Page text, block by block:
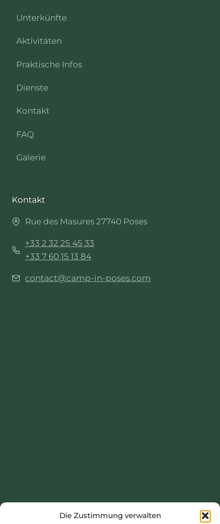
Die Zustimmung verwalten
Unterkünfte
Aktivitäten
Praktische Infos
Dienste
Kontakt
FAQ
Galerie
Kontakt
Rue des Masures 27740 Poses
+33 2 32 25 45 33
+33 7 60 15 13 84
contact@camp-in-poses.com